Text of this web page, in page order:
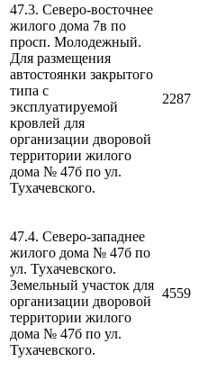
47.3. Северо-восточнее
жилого дома 7в по
просп. Молодежный.
Для размещения
автостоянки закрытого
типа с
эксплуатируемой
кровлей для
организации дворовой
территории жилого
дома № 47б по ул.
Тухачевского.
2287
47.4. Северо-западнее
жилого дома № 47б по
ул. Тухачевского.
Земельный участок для
организации дворовой
территории жилого
дома № 47б по ул.
Тухачевского.
4559